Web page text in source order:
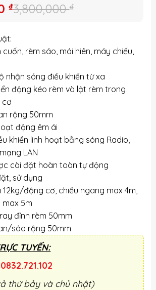
3,800,000₫
₫.
₫
₫.
cuốn, rèm sáo, mái hiên, máy chiếu,
nhận sóng điều khiển từ xa
động kéo rèm và lật rèm trong
cơ
rộng 50mm
động êm ái
khiển linh hoạt bằng sóng Radio,
LAN
cài đặt hoàn toàn tự động
sử dụng
12kg/động cơ, chiều ngang max 4m,
5m
đỉnh rèm 50mm
sáo rộng 50mm
TUYẾN:
thứ bảy và chủ nhật)